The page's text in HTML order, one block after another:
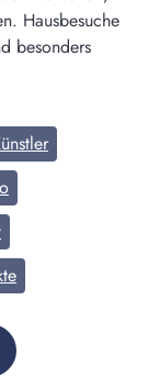
Hausbesuche
besonders